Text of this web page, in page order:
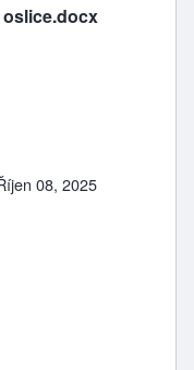
oslice.docx
08, 2025